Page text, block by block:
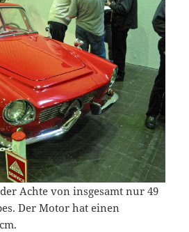
Achte von insgesamt nur 49
Der Motor hat einen